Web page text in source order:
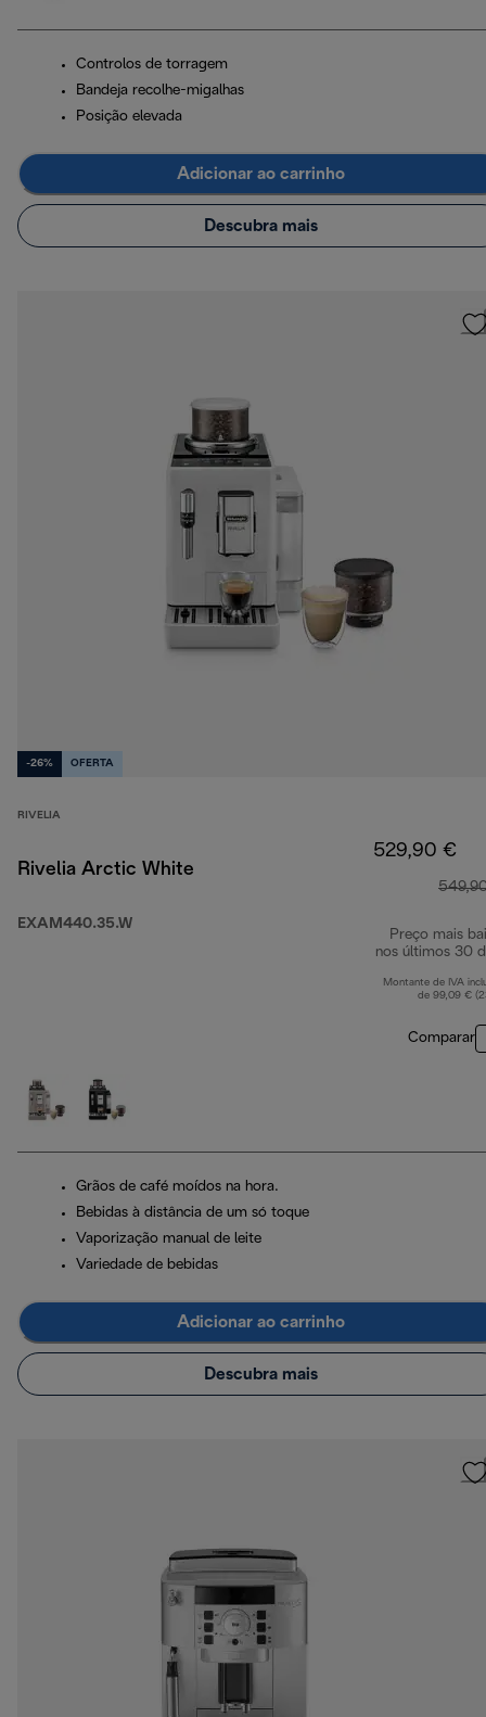
Controlos de torragem
Bandeja recolhe-migalhas
Posição elevada
Adicionar ao carrinho
Descubra mais
-26% OFERTA
RIVELIA
Rivelia Arctic White
EXAM440.35.W
529,90 €
Preço mais
nos últimos 30
Montante de IVA
de 99,09 €
Comparar
Grãos de café moídos na hora.
Bebidas à distância de um só toque
Vaporização manual de leite
Variedade de bebidas
Adicionar ao carrinho
Descubra mais